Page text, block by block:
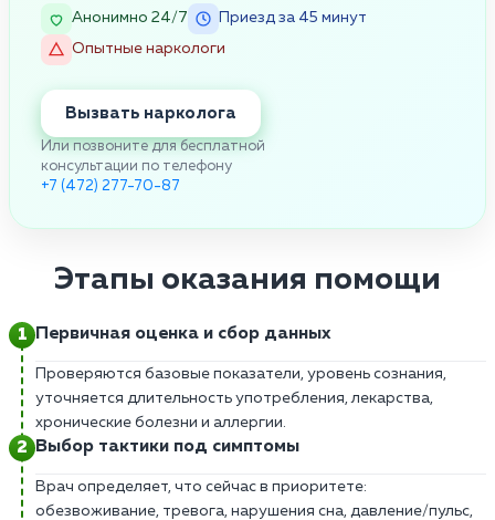
Анонимно 24/7
Приезд за 45 минут
Опытные наркологи
Вызвать нарколога
Или позвоните для бесплатной
консультации по телефону
+7 (472) 277-70-87
Этапы оказания помощи
Первичная оценка и сбор данных
Проверяются базовые показатели, уровень сознания,
уточняется длительность употребления, лекарства,
хронические болезни и аллергии.
Выбор тактики под симптомы
Врач определяет, что сейчас в приоритете:
обезвоживание, тревога, нарушения сна, давление/пульс,